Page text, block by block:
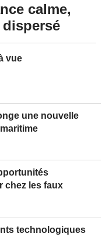
vue
une nouvelle
calme,
chez les faux
technologiques